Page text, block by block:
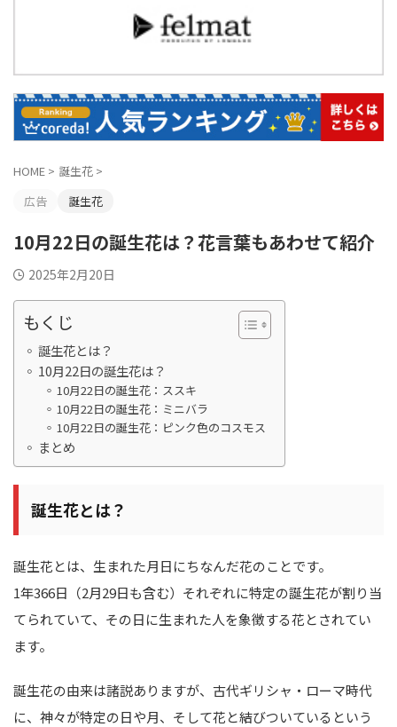
HOME > 誕生花 >
広告
誕生花
10月22日の誕生花は？花言葉もあわせて紹介
2025年2月20日
もくじ
誕生花とは？
10月22日の誕生花は？
10月22日の誕生花：ススキ
10月22日の誕生花：ミニバラ
10月22日の誕生花：ピンク色のコスモス
まとめ
誕生花とは？
誕生花とは、生まれた月日にちなんだ花のことです。
1年366日（2月29日も含む）それぞれに特定の誕生花が割り当
てられていて、その日に生まれた人を象徴する花とされてい
ます。
誕生花の由来は諸説ありますが、古代ギリシャ・ローマ時代
に、神々が特定の日や月、そして花と結びついているという